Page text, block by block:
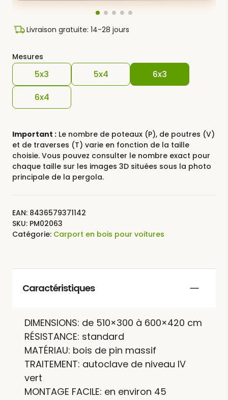
Livraison gratuite: 14-28 jours
Mesures
5x3 5x4
6x3
6x4
Important : Le nombre de poteaux (P), de poutres (V)
et de traverses (T) varie en fonction de la taille
choisie. Vous pouvez consulter le nombre exact pour
chaque taille sur les images 3D situées sous la photo
principale de la pergola.
EAN: 8436579371142
SKU: PM02063
Catégorie: Carport en bois pour voitures
Caractéristiques
DIMENSIONS: de 510×300 à 600×420 cm
RÉSISTANCE: standard
MATÉRIAU: bois de pin massif
TRAITEMENT: autoclave de niveau IV
vert
MONTAGE FACILE: en environ 45